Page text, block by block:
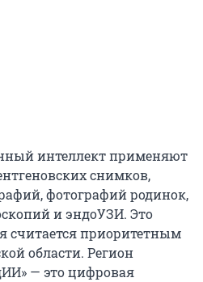
интеллект применяют
снимков,
фотографий родинок,
и эндоУЗИ. Это
считается приоритетным
области. Регион
— это цифровая